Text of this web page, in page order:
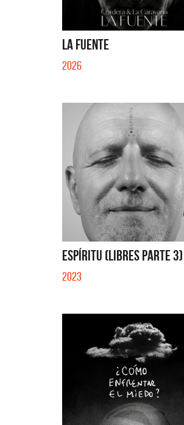
LA FUENTE
2026
ESPÍRITU (LIBRES PARTE 3)
2023